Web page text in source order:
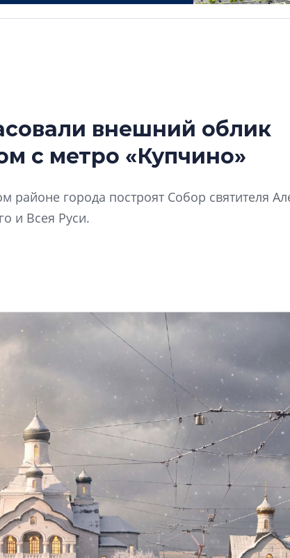
внешний облик
с метро «Купчино»
районе города построят Собор святителя
и Всея Руси.